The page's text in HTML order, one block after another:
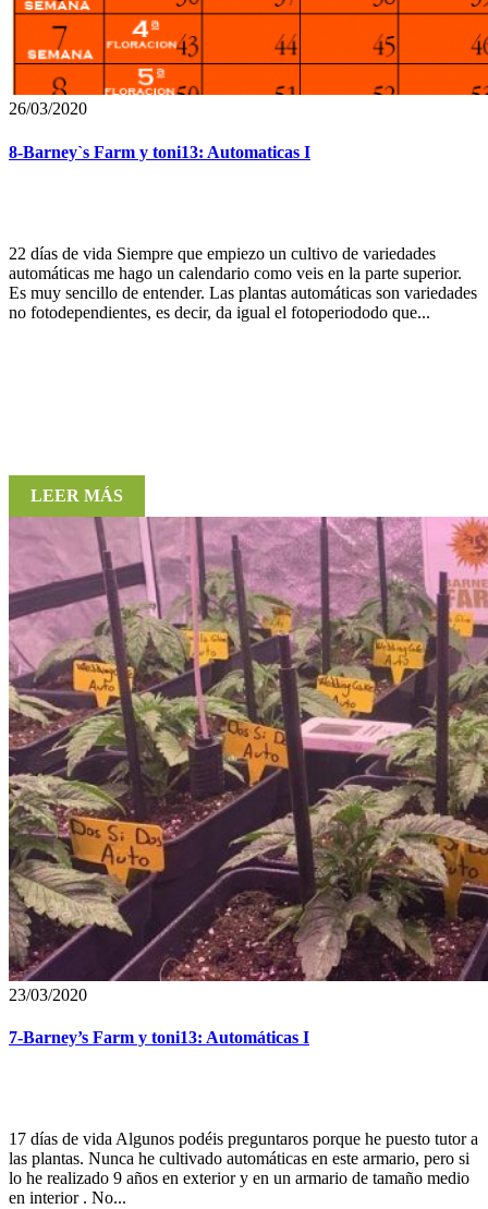
26/03/2020
8-Barney`s Farm y toni13: Automaticas I
22 días de vida Siempre que empiezo un cultivo de variedades
automáticas me hago un calendario como veis en la parte superior.
Es muy sencillo de entender. Las plantas automáticas son variedades
no fotodependientes, es decir, da igual el fotoperiododo que...
LEER MÁS
23/03/2020
7-Barney’s Farm y toni13: Automáticas I
17 días de vida Algunos podéis preguntaros porque he puesto tutor a
las plantas. Nunca he cultivado automáticas en este armario, pero si
lo he realizado 9 años en exterior y en un armario de tamaño medio
en interior . No...